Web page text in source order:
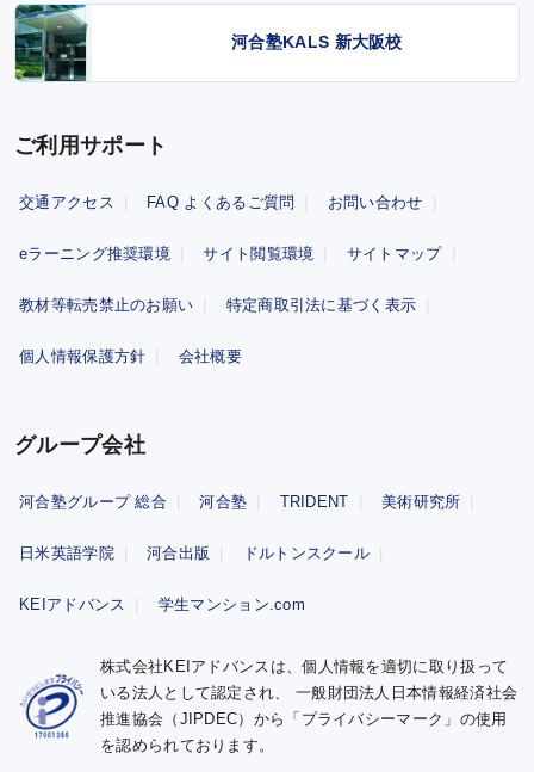
河合塾KALS 新大阪校
ご利用サポート
交通アクセス FAQ よくあるご質問 お問い合わせ
eラーニング推奨環境 サイト閲覧環境 サイトマップ
教材等転売禁止のお願い 特定商取引法に基づく表示
個人情報保護方針 会社概要
グループ会社
河合塾グループ 総合 河合塾 TRIDENT 美術研究所
日米英語学院 河合出版 ドルトンスクール
KEIアドバンス 学生マンション.com
株式会社KEIアドバンスは、個人情報を適切に取り扱って
いる法人として認定され、 一般財団法人日本情報経済社会
推進協会（JIPDEC）から「プライバシーマーク」の使用
を認められております。